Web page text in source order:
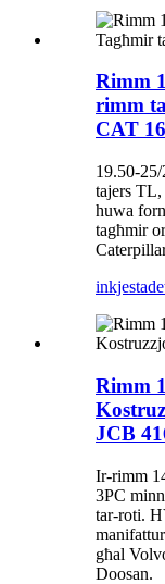
Rimm
rimm
CAT
19.50-
tajers
huwa
tagħmir
inkjesta
Rimm
JCB
Ir-rimm
3PC
tar-roti.
għal
Doosan.